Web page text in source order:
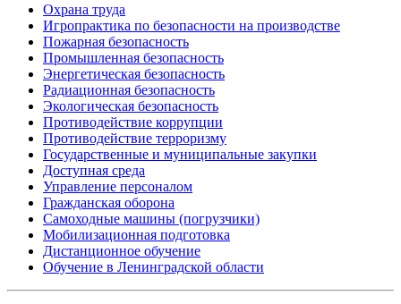
Охрана труда
Игропрактика по безопасности на производстве
Пожарная безопасность
Промышленная безопасность
Энергетическая безопасность
Радиационная безопасность
Экологическая безопасность
Противодействие коррупции
Противодействие терроризму
Государственные и муниципальные закупки
Доступная среда
Управление персоналом
Гражданская оборона
Самоходные машины (погрузчики)
Мобилизационная подготовка
Дистанционное обучение
Обучение в Ленинградской области